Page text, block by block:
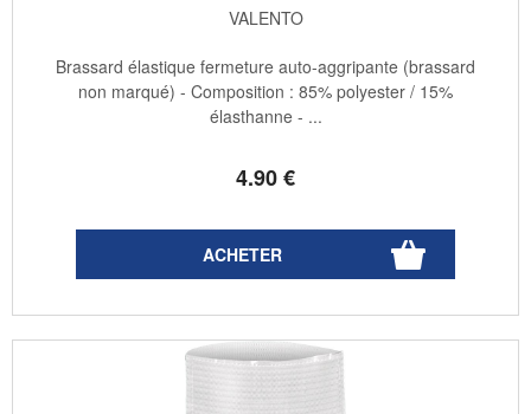
VALENTO
4.90€
Brassard élastique fermeture auto-aggripante (brassard
non marqué) - Composition : 85% polyester / 15%
élasthanne - ...